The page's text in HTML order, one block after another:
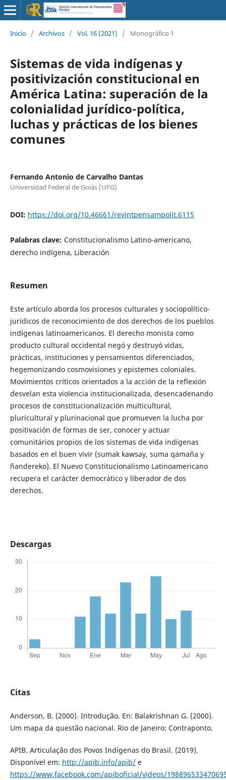
Inicio / Archivos / Vol. 16 (2021) / Monográfico 1
Sistemas de vida indígenas y
positivización constitucional en
América Latina: superación de la
colonialidad jurídico-política,
luchas y prácticas de los bienes
comunes
Fernando Antonio de Carvalho Dantas
Universidad Federal de Goiás (UFG)
DOI: https://doi.org/10.46661/revintpensampolit.6115
Palabras clave: Constitucionalismo Latino-americano,
derecho indígena, Liberación
Resumen
Este artículo aborda los procesos culturales y sociopolítico-
jurídicos de reconocimiento de dos derechos de los pueblos
indígenas latinoamericanos. El derecho monista como
producto cultural occidental negó y destruyó vidas,
prácticas, instituciones y pensamientos diferenciados,
hegemonizando cosmovisiones y epistemes coloniales.
Movimientos críticos orientados a la acción de la reflexión
desvelan esta violencia institucionalizada, desencadenando
procesos de constitucionalización multicultural,
pluricultural y plurinacional que promueven la lucha por
positivación de formas de ser, conocer y actuar
comunitários propios de los sistemas de vida indígenas
basados en el buen vivir (sumak kawsay, suma qamaña y
ñandereko). El Nuevo Constitucionalismo Latinoamericano
recupera el carácter democrático y liberador de dos
derechos.
Descargas
Citas
Anderson, B. (2000). Introdução. En: Balakrishnan G. (2000).
Um mapa da questão nacional. Rio de Janeiro: Contraponto.
APIB. Articulação dos Povos Indígenas do Brasil. (2019).
Disponível em: http://apib.info/apib/e
https://www.facebook.com/apiboficial/videos/